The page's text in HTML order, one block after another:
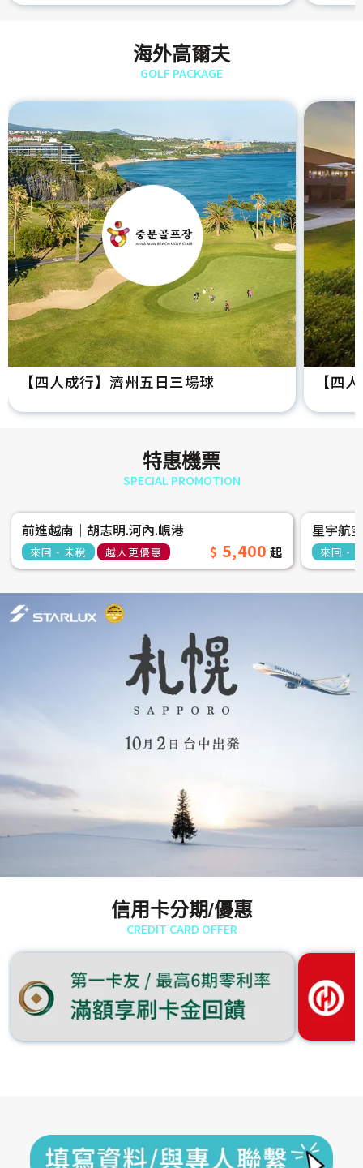
海外高爾夫
GOLF PACKAGE
【四人成行】濟州五日三場球 【四
特惠機票
SPECIAL PROMOTION
前進越南│胡志明.河內.峴港
來回‧未稅 越人更優惠 5,400
星宇航
來回‧
信用卡分期/優惠
CREDIT CARD OFFER